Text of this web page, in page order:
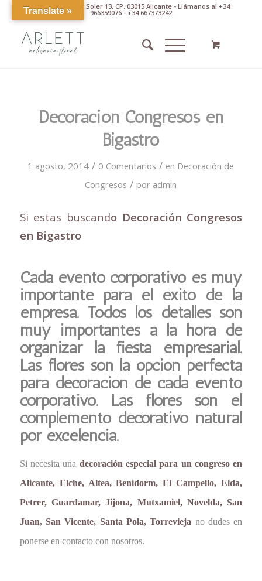
Av. Pintor Xavier Soler 13, CP. 03015 Alicante - Llámanos al +34
966359076 - +34 667373242
Decoración Congresos en
Bigastro
1 agosto, 2014 / 0 Comentarios / en Decoración de
Congresos / por admin
Si estas buscando Decoración Congresos
en Bigastro
Cada evento corporativo es muy
importante para el éxito de la
empresa. Todos los detalles son
muy importantes a la hora de
organizar la fiesta empresarial.
Las flores son la opción perfecta
para decoración de cada evento
corporativo. Las flores son el
complemento decorativo natural
por excelencia.
Si necesita una decoración especial para un congreso en
Alicante, Elche, Altea, Benidorm, El Campello, Elda,
Petrer, Guardamar, Jijona, Mutxamiel, Novelda, San
Juan, San Vicente, Santa Pola, Torrevieja no dudes en
ponerse en contacto con nosotros.
Translate »